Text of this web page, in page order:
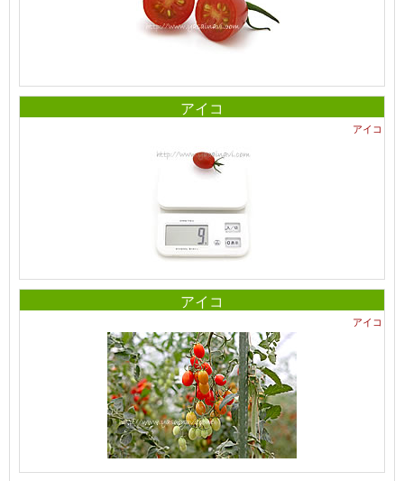
アイコ
アイコ
アイコ
アイコ